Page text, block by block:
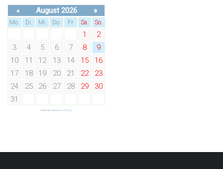
« August 2026 »
Mo. Di. Mi. Do. Fr. Sa. So.
1
2
3
4 5 6 7 8
9
10
11 12 13 14 15
16
17
18 19 20 21 22
23
24
25 26 27 28 29
30
31
Kalender vonKieran O'Shea